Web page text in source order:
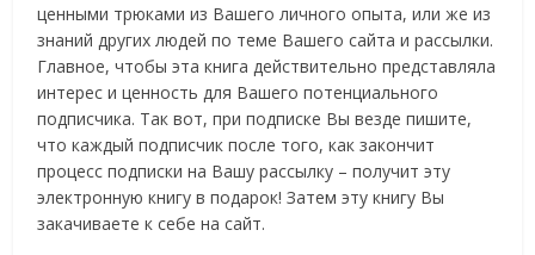
ценными трюками из Вашего личного опыта, или же из
знаний других людей по теме Вашего сайта и рассылки.
Главное, чтобы эта книга действительно представляла
интерес и ценность для Вашего потенциального
подписчика. Так вот, при подписке Вы везде пишите,
что каждый подписчик после того, как закончит
процесс подписки на Вашу рассылку – получит эту
электронную книгу в подарок! Затем эту книгу Вы
закачиваете к себе на сайт.